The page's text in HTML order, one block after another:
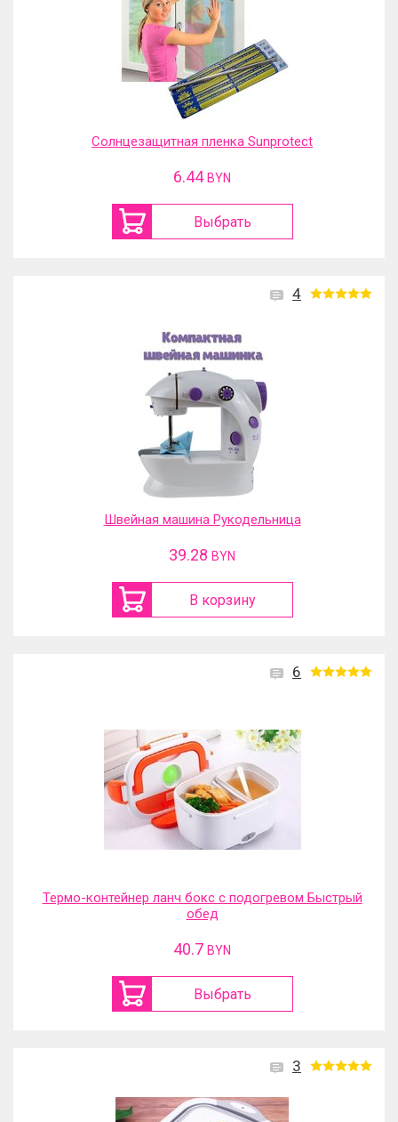
Солнцезащитная пленка Sunprotect
6.44 BYN
Выбрать
4
Швейная машина Рукодельница
39.28 BYN
В корзину
6
Термо-контейнер ланч бокс с подогревом Быстрый
обед
40.7 BYN
Выбрать
3